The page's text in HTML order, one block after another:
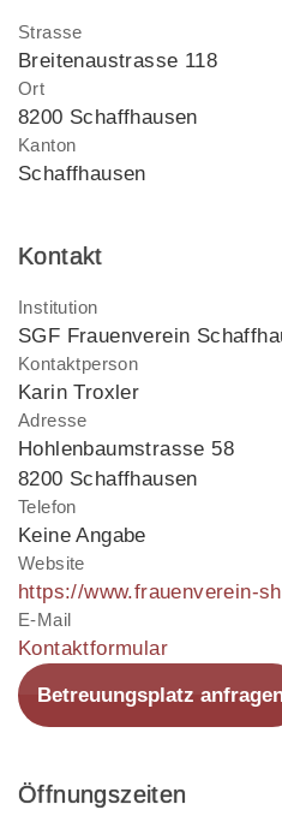
Strasse
Breitenaustrasse 118
Ort
8200 Schaffhausen
Kanton
Schaffhausen
Kontakt
Institution
SGF Frauenverein
Kontaktperson
Karin Troxler
Adresse
Hohlenbaumstrasse 58
8200 Schaffhausen
Telefon
Keine Angabe
Website
E-Mail
Kontaktformular
Betreuungsplatz
Öffnungszeiten